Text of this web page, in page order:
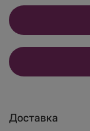
Доставка